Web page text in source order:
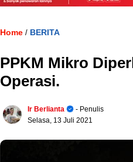
Home / BERITA
PPKM Mikro
Operasi.
Ir Berlianta
- Penulis
Selasa, 13 Juli 2021